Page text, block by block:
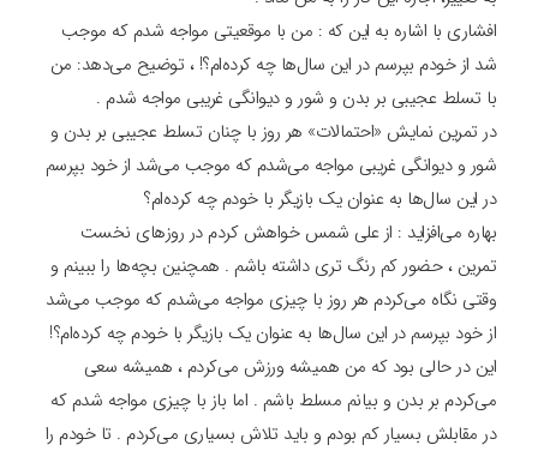
افشاری با اشاره به این که : من با موقعیتی مواجه شدم که موجب
شد از خودم بپرسم در این سال‌ها چه کرده‌ام؟! ، توضیح می‌دهد: من
با تسلط عجیبی بر بدن و شور و دیوانگی غریبی مواجه شدم .
در تمرین نمایش «احتمالات» هر روز با چنان تسلط عجیبی بر بدن و
شور و دیوانگی غریبی مواجه می‌شدم که موجب می‌شد از خود بپرسم
در این سال‌ها به عنوان یک بازیگر با خودم چه کرده‌ام؟
بهاره می‌افزاید : از علی شمس خواهش کردم در روزهای نخست
تمرین ، حضور کم ‌رنگ ‌تری داشته باشم . همچنین بچه‌ها را ببینم و
وقتی نگاه می‌کردم هر روز با چیزی مواجه می‌شدم که موجب می‌شد
از خود بپرسم در این سال‌ها به عنوان یک بازیگر با خودم چه کرده‌ام؟!
این در حالی بود که من همیشه ورزش می‌کردم ، همیشه سعی
می‌کردم بر بدن و بیانم مسلط باشم . اما باز با چیزی مواجه شدم که
در مقابلش بسیار کم بودم و باید تلاش بسیاری می‌کردم . تا خودم را